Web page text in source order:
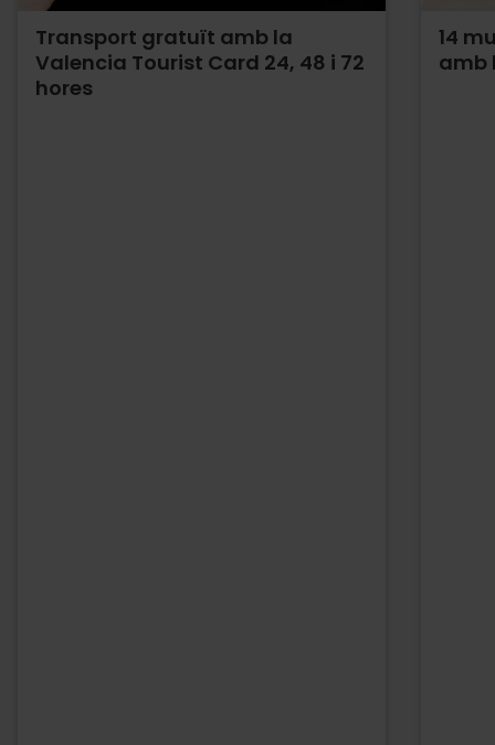
Transport gratuït amb la
Valencia Tourist Card 24, 48 i 72
hores
14
amb